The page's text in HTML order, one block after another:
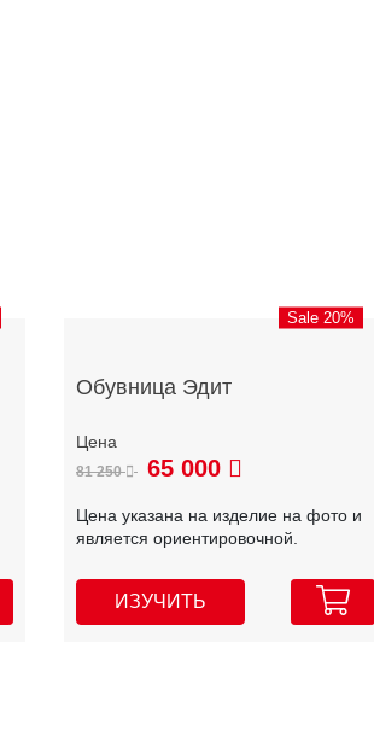
Sale 20%
Обувница Эдит
81 250 65 000
Цена указана на изделие на фото и
является ориентировочной.
ИЗУЧИТЬ